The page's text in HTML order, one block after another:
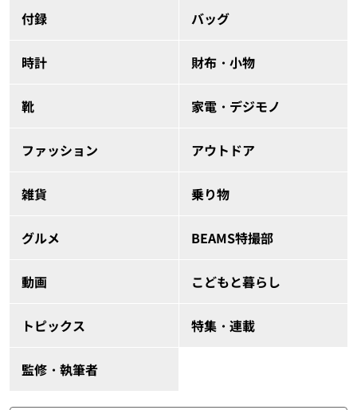
付録 バッグ
時計 財布・小物
靴 家電・デジモノ
ファッション アウトドア
雑貨 乗り物
グルメ BEAMS特撮部
動画 こどもと暮らし
トピックス 特集・連載
監修・執筆者